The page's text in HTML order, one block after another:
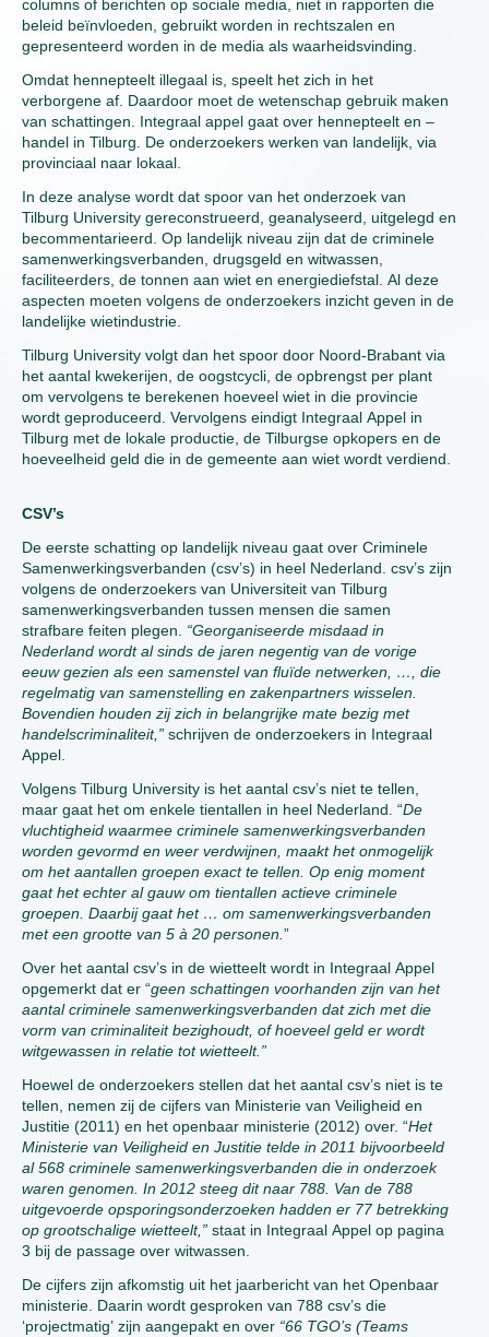
columns of berichten op sociale media, niet in rapporten die
beleid beïnvloeden, gebruikt worden in rechtszalen en
gepresenteerd worden in de media als waarheidsvinding.
Omdat hennepteelt illegaal is, speelt het zich in het
verborgene af. Daardoor moet de wetenschap gebruik maken
van schattingen. Integraal appel gaat over hennepteelt en –
handel in Tilburg. De onderzoekers werken van landelijk, via
provinciaal naar lokaal.
In deze analyse wordt dat spoor van het onderzoek van
Tilburg University gereconstrueerd, geanalyseerd, uitgelegd en
becommentarieerd. Op landelijk niveau zijn dat de criminele
samenwerkingsverbanden, drugsgeld en witwassen,
faciliteerders, de tonnen aan wiet en energiediefstal. Al deze
aspecten moeten volgens de onderzoekers inzicht geven in de
landelijke wietindustrie.
Tilburg University volgt dan het spoor door Noord-Brabant via
het aantal kwekerijen, de oogstcycli, de opbrengst per plant
om vervolgens te berekenen hoeveel wiet in die provincie
wordt geproduceerd. Vervolgens eindigt Integraal Appel in
Tilburg met de lokale productie, de Tilburgse opkopers en de
hoeveelheid geld die in de gemeente aan wiet wordt verdiend.
CSV’s
De eerste schatting op landelijk niveau gaat over Criminele
Samenwerkingsverbanden (csv’s) in heel Nederland. csv’s zijn
volgens de onderzoekers van Universiteit van Tilburg
samenwerkingsverbanden tussen mensen die samen
strafbare feiten plegen. “Georganiseerde misdaad in
Nederland wordt al sinds de jaren negentig van de vorige
eeuw gezien als een samenstel van fluïde netwerken, …, die
regelmatig van samenstelling en zakenpartners wisselen.
Bovendien houden zij zich in belangrijke mate bezig met
handelscriminaliteit,” schrijven de onderzoekers in Integraal
Appel.
Volgens Tilburg University is het aantal csv’s niet te tellen,
maar gaat het om enkele tientallen in heel Nederland. “De
vluchtigheid waarmee criminele samenwerkingsverbanden
worden gevormd en weer verdwijnen, maakt het onmogelijk
om het aantallen groepen exact te tellen. Op enig moment
gaat het echter al gauw om tientallen actieve criminele
groepen. Daarbij gaat het … om samenwerkingsverbanden
met een grootte van 5 à 20 personen. ”
Over het aantal csv’s in de wietteelt wordt in Integraal Appel
opgemerkt dat er “geen schattingen voorhanden zijn van het
aantal criminele samenwerkingsverbanden dat zich met die
vorm van criminaliteit bezighoudt, of hoeveel geld er wordt
witgewassen in relatie tot wietteelt.”
Hoewel de onderzoekers stellen dat het aantal csv’s niet is te
tellen, nemen zij de cijfers van Ministerie van Veiligheid en
Justitie (2011) en het openbaar ministerie (2012) over. “Het
Ministerie van Veiligheid en Justitie telde in 2011 bijvoorbeeld
al 568 criminele samenwerkingsverbanden die in onderzoek
waren genomen. In 2012 steeg dit naar 788. Van de 788
uitgevoerde opsporingsonderzoeken hadden er 77 betrekking
op grootschalige wietteelt,” staat in Integraal Appel op pagina
3 bij de passage over witwassen.
De cijfers zijn afkomstig uit het jaarbericht van het Openbaar
ministerie. Daarin wordt gesproken van 788 csv’s die
‘projectmatig’ zijn aangepakt en over “66 TGO’s (Teams